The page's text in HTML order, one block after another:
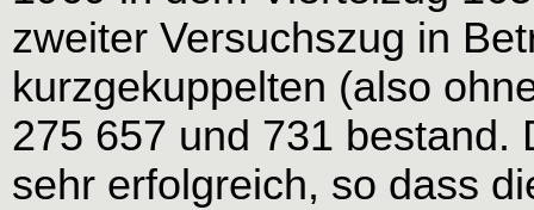
zweiter Versuchszug in
kurzgekuppelten (also
275 657 und 731 bestand.
sehr erfolgreich, so dass